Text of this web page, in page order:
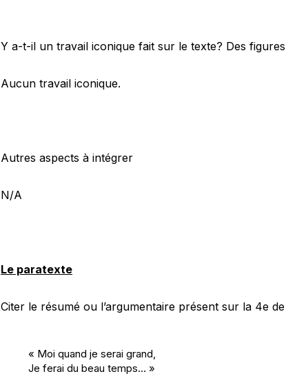
Y a-t-il un travail iconique fait sur le texte? Des
Aucun travail iconique.
Autres aspects à intégrer
N/A
Le paratexte
Citer le résumé ou l’argumentaire présent sur la 4e
« Moi quand je serai grand,
Je ferai du beau temps… »